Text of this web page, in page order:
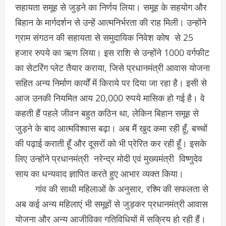
सहायता समूह से जुड़ने का निर्णय लिया। समूह के सहयोग और
बिहान के मार्गदर्शन से उन्हें आत्मनिर्भरता की राह मिली। उन्होंने
ग्राम संगठन की सहायता से समुदायिक निवेश कोष से 25
हजार रुपये का ऋण लिया। इस राशि से उन्होंने 1000 वर्गफीट
का सेटरिंग प्लेट तैयार कराया, जिसे प्रधानमंत्री आवास योजना
सहित अन्य निर्माण कार्यों में किराये पर दिया जा रहा है। इसी से
आज उनकी नियमित आय 20,000 रुपये मासिक हो गई है। वे
कहती हैं पहले जीवन बहुत कठिन था, लेकिन बिहान समूह से
जुड़ने के बाद आत्मविश्वास बढ़ा। अब मैं खुद कमा रही हूँ, बच्चों
की पढ़ाई कराती हूँ और दूसरों को भी प्रेरित कर रही हूँ। इसके
लिए उन्होंने प्रधानमंत्री नरेन्द्र मोदी एवं मुख्यमंत्री विष्णुदेव
साय का धन्यवाद ज्ञापित करते हुए आभार व्यक्त किया।
गांव की साथी महिलाओं के अनुसार, रश्मि की सफलता से
अब कई अन्य महिलाएं भी समूहों से जुड़कर प्रधानमंत्री आवास
योजना और अन्य आजीविका गतिविधियों में सक्रिय हो रही हैं।